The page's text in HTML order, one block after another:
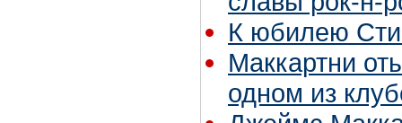
К юбилею
Маккартни
одном из